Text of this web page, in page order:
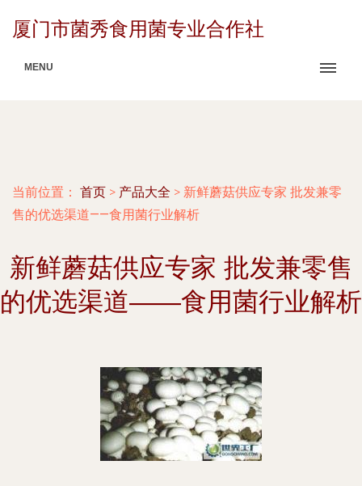
厦门市菌秀食用菌专业合作社
MENU
当前位置： 首页 > 产品大全 > 新鲜蘑菇供应专家 批发兼零
售的优选渠道——食用菌行业解析
新鲜蘑菇供应专家 批发兼零售
的优选渠道——食用菌行业解析